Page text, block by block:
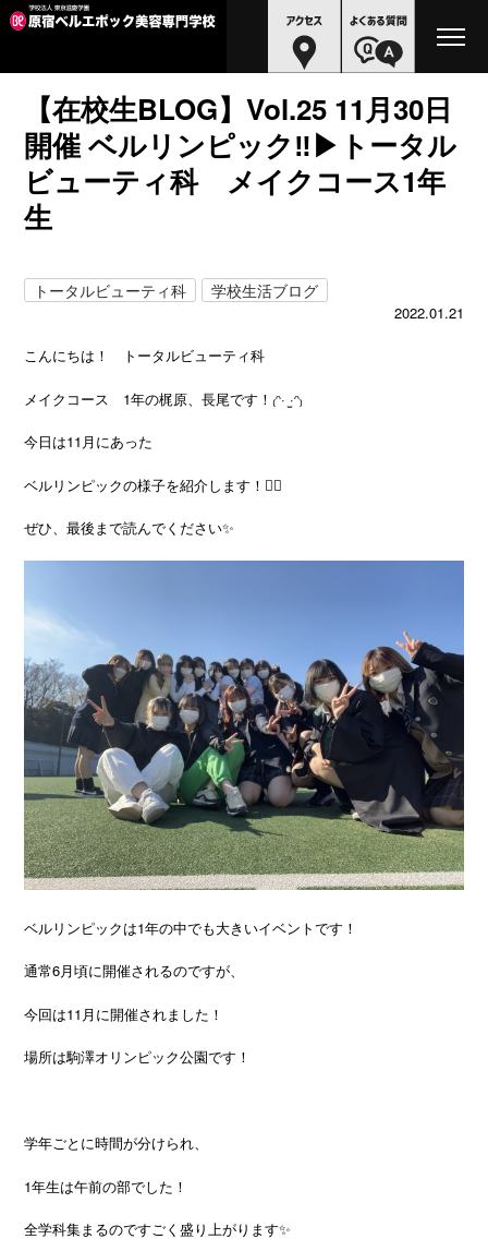
【在校生BLOG】Vol.25 11月30日
開催 ベルリンピック‼▶トータル
ビューティ科 メイクコース1年
生
トータルビューティ科 学校生活ブログ
2022.01.21
こんにちは！ トータルビューティ科
メイクコース 1年の梶原、長尾です！₍ᵔ· ̫·ᵔ₎
今日は11月にあった
ベルリンピックの様子を紹介します！✊🏻
ぜひ、最後まで読んでください✨
ベルリンピックは1年の中でも大きいイベントです！
通常6月頃に開催されるのですが、
今回は11月に開催されました！
場所は駒澤オリンピック公園です！
学年ごとに時間が分けられ、
1年生は午前の部でした！
全学科集まるのですごく盛り上がります✨